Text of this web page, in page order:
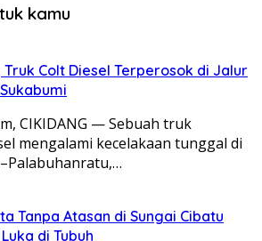
kamu
Truk Colt Diesel Terperosok di Jalur
CIKIDANG — Sebuah truk
mengalami kecelakaan tunggal di
Tanpa Atasan di Sungai Cibatu
di Tubuh